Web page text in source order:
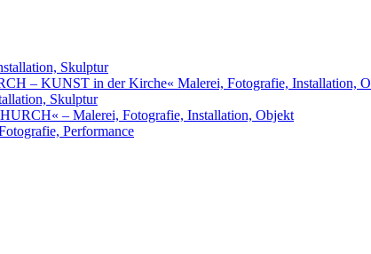
Skulptur
– KUNST in der Kirche« Malerei, Fotografie, Installation,
Skulptur
– Malerei, Fotografie, Installation, Objekt
Performance